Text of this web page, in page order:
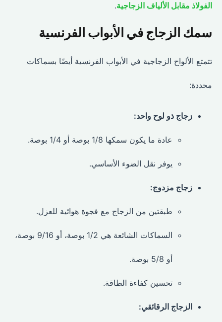
الفولاذ مقابل الألياف الزجاجية.
سمك الزجاج في الأبواب الفرنسية
تتمتع الألواح الزجاجية في الأبواب الفرنسية أيضًا بسماكات
محددة:
زجاج ذو لوح واحد:
عادة ما يكون سمكها 1/8 بوصة أو 1/4 بوصة.
يوفر نقل الضوء الأساسي.
زجاج مزدوج:
طبقتين من الزجاج مع فجوة هوائية للعزل.
السماكات الشائعة هي 1/2 بوصة، أو 9/16 بوصة،
أو 5/8 بوصة.
تحسين كفاءة الطاقة.
الزجاج الرقائقي: